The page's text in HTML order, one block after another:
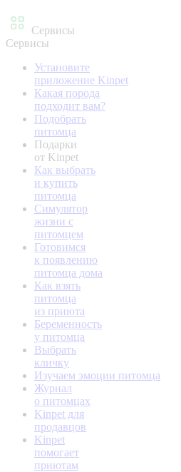
Сервисы
Сервисы
Установите
приложение Kinpet
Какая порода
подходит вам?
Подобрать
питомца
Подарки
от Kinpet
Как выбрать
и купить
питомца
Симулятор
жизни с
питомцем
Готовимся
к появлению
питомца дома
Как взять
питомца
из приюта
Беременность
у питомца
Выбрать
кличку
Изучаем эмоции питомца
Журнал
о питомцах
Kinpet для
продавцов
Kinpet
помогает
приютам